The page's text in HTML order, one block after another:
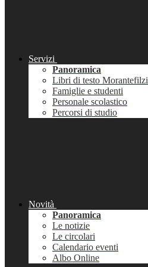
Servizi
Panoramica
Libri di testo Morantefilzi
Famiglie e studenti
Personale scolastico
Percorsi di studio
Novità
Panoramica
Le notizie
Le circolari
Calendario eventi
Albo Online